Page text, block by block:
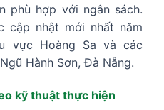
phù hợp với ngân sách.
cập nhật mới nhất năm
vực Hoàng Sa và các
Hành Sơn, Đà Nẵng.
kỹ thuật thực hiện